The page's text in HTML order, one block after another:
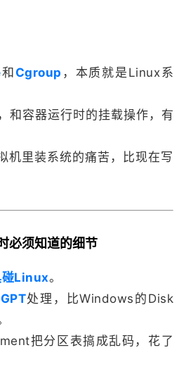
和Cgroup ，本质就是Linux系
和容器运行时的挂载操作，有
机里装系统的痛苦，比现在写
必须知道的细节
Linux。
处理，比Windows的Disk
把分区表搞成乱码，花了